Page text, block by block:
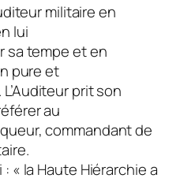
militaire en
lui
sa tempe et en
pure et
prit son
au
commandant de
« la Haute Hiérarchie a